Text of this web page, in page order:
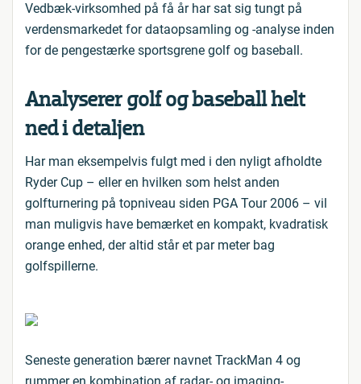
Vedbæk-virksomhed på få år har sat sig tungt på
verdensmarkedet for dataopsamling og -analyse inden
for de pengestærke sportsgrene golf og baseball.
Analyserer golf og baseball helt
ned i detaljen
Har man eksempelvis fulgt med i den nyligt afholdte
Ryder Cup – eller en hvilken som helst anden
golfturnering på topniveau siden PGA Tour 2006 – vil
man muligvis have bemærket en kompakt, kvadratisk
orange enhed, der altid står et par meter bag
golfspillerne.
Seneste generation bærer navnet TrackMan 4 og